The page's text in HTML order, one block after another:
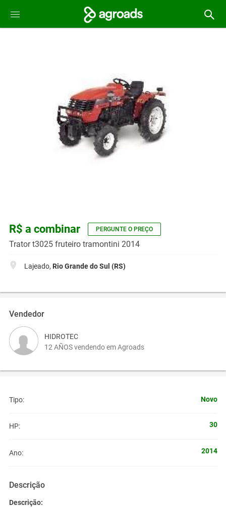
R$ a combinar PERGUNTE O PREÇO
Trator t3025 fruteiro tramontini 2014
Lajeado, Rio Grande do Sul (RS)
Vendedor
HIDROTEC
12 AÑOS vendendo em Agroads
Tipo: Novo
HP: 30
Ano: 2014
Descrição
Descrição: